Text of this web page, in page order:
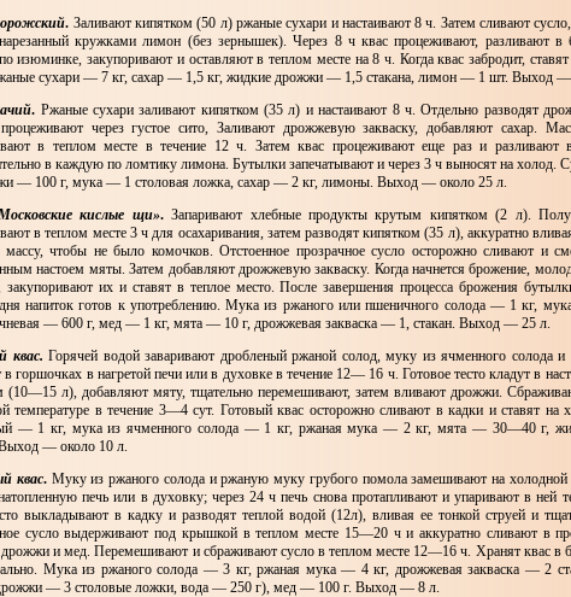
. Заливают кипятком (50 л) ржаные сухари и настаивают 8 ч. Затем сливают
кружками лимон (без зернышек). Через 8 ч квас процеживают, разливают
изюминке, закупоривают и оставляют в теплом месте на 8 ч. Когда квас забродит,
сухари — 7 кг, сахар — 1,5 кг, жидкие дрожжи — 1,5 стакана, лимон — 1 шт. Выход —
. Ржаные сухари заливают кипятком (35 л) и настаивают 8 ч. Отдельно разводят
процеживают через густое сито, Заливают дрожжевую закваску, добавляют сахар.
в теплом месте в течение 12 ч. Затем квас процеживают еще раз и разливают
в каждую по ломтику лимона. Бутылки запечатывают и через 3 ч выносят на
— 100 г, мука — 1 столовая ложка, сахар — 2 кг, лимоны. Выход — около 25 л.
кислые щи».Запаривают хлебные продукты крутым кипятком (2 л).
в теплом месте 3 ч для осахаривания, затем разводят кипятком (35 л), аккуратно
массу, чтобы не было комочков. Отстоенное прозрачное сусло осторожно сливают и
настоем мяты. Затем добавляют дрожжевую закваску. Когда начнется брожение,
закупоривают их и ставят в теплое место. После завершения процесса брожения
напиток готов к употреблению. Мука из ржаного или пшеничного солода — 1 кг,
— 600 г, мед — 1 кг, мята — 10 г, дрожжевая закваска — 1, стакан. Выход — 25 л.
квас. Горячей водой заваривают дробленый ржаной солод, муку из ячменного солода
в горшочках в нагретой печи или в духовке в течение 12— 16 ч. Готовое тесто кладут в
(10—15 л), добавляют мяту, тщательно перемешивают, затем вливают дрожжи.
температуре в течение 3—4 сут. Готовый квас осторожно сливают в кадки и ставят на
— 1 кг, мука из ячменного солода — 1 кг, ржаная мука — 2 кг, мята — 30—40 г,
Выход — около 10 л.
квас.Муку из ржаного солода и ржаную муку грубого помола замешивают на холодной
печь или в духовку; через 24 ч печь снова протапливают и упаривают в ней
выкладывают в кадку и разводят теплой водой (12л), вливая ее тонкой струей и
сусло выдерживают под крышкой в теплом месте 15—20 ч и аккуратно сливают в
и мед. Перемешивают и сбраживают сусло в теплом месте 12—16 ч. Хранят квас в
Мука из ржаного солода — 3 кг, ржаная мука — 4 кг, дрожжевая закваска — 2
— 3 столовые ложки, вода — 250 г), мед — 100 г. Выход — 8 л.